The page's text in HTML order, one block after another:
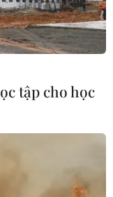
tập cho học